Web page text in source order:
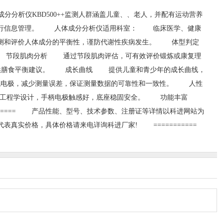
分析仪KBD500++监测人群涵盖儿童、、老人，并配有运动营养
进行信息管理。 人体成分分析仪适用科室： 临床医学、健康
评价人体成分的平衡性，谨防代谢性疾病发生。 体型判定
段肌肉分析 通过节段肌肉评估，可有效评价锻炼或康复理
食平衡建议。 成长曲线 提供儿童和青少年的成长曲线，
，减少测量误差，保证测量数据的可靠性和一致性。 人性
程学设计，手柄电极触感好，底座稳固安全。 功能丰富
产品性能、型号、技术参数、注册证等详情以科进网站为
真实价格，具体价格请来电详询科进厂家! ===========